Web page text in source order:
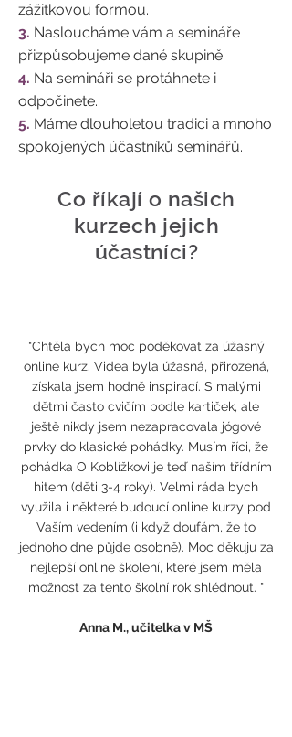
zážitkovou formou.
3. Nasloucháme vám a semináře
přizpůsobujeme dané skupině.
4. Na semináři se protáhnete i
odpočinete.
5. Máme dlouholetou tradici a mnoho
spokojených účastníků seminářů.
Co říkají o našich
kurzech jejich
účastníci?
"Chtěla bych moc poděkovat za úžasný
online kurz. Videa byla úžasná, přirozená,
získala jsem hodně inspirací. S malými
dětmi často cvičím podle kartiček, ale
ještě nikdy jsem nezapracovala jógové
prvky do klasické pohádky. Musím říci, že
pohádka O Koblížkovi je teď naším třídním
hitem (děti 3-4 roky). Velmi ráda bych
využila i některé budoucí online kurzy pod
Vaším vedením (i když doufám, že to
jednoho dne půjde osobně). Moc děkuju za
nejlepší online školení, které jsem měla
možnost za tento školní rok shlédnout. "
Anna M., učitelka v MŠ